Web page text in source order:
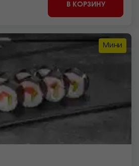
В КОРЗИНУ
Мини